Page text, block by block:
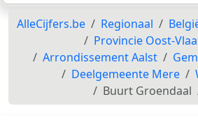
AlleCijfers.be Regionaal
Provincie Oost-
Arrondissement Aalst
Deelgemeente Mere
Buurt Groendaal